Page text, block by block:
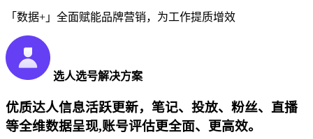
「数据+」全面赋能品牌营销，为工作提质增效
选人选号解决方案
优质达人信息活跃更新，笔记、投放、粉丝、直播
等全维数据呈现,账号评估更全面、更高效。